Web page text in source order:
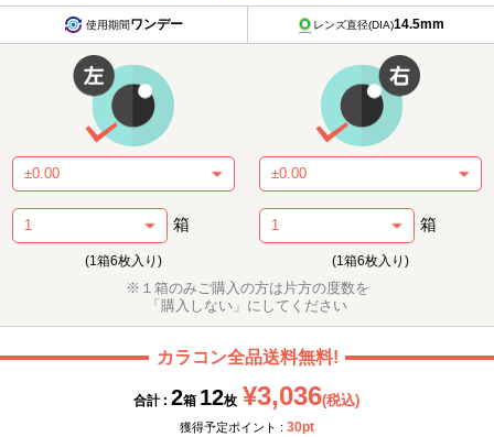
使用期間ワンデー レンズ直径(DIA)14.5mm
箱
(1箱6枚入り)
箱
(1箱6枚入り)
※１箱のみご購入の方は片方の度数を
「購入しない」にしてください
カラコン全品送料無料!
合計 : 2箱 12枚 ¥3,036(税込)
獲得予定ポイント : 30pt